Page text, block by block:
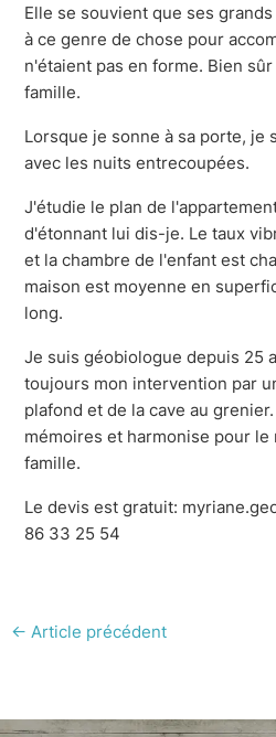
Elle se souvient que ses
à ce genre de chose pour
n'étaient pas en forme. Bien
famille.
Lorsque je sonne à sa porte, je
avec les nuits entrecoupées.
J'étudie le plan de
d'étonnant lui dis-je. Le taux
et la chambre de l'enfant est
maison est moyenne en
long.
Je suis géobiologue depuis 25
toujours mon intervention par
plafond et de la cave au
mémoires et harmonise pour
famille.
Le devis est gratuit:
86 33 25 54
← Article précédent